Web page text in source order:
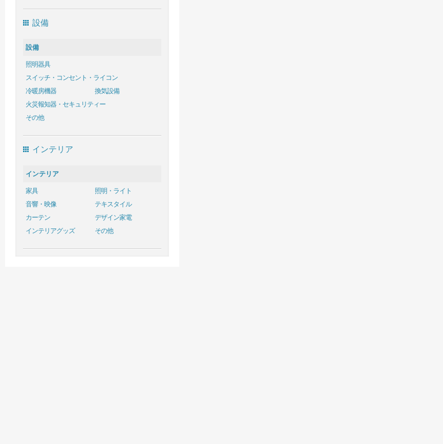
設備
設備
照明器具
スイッチ・コンセント・ライコン
冷暖房機器
換気設備
火災報知器・セキュリティー
その他
インテリア
インテリア
家具
照明・ライト
音響・映像
テキスタイル
カーテン
デザイン家電
インテリアグッズ
その他